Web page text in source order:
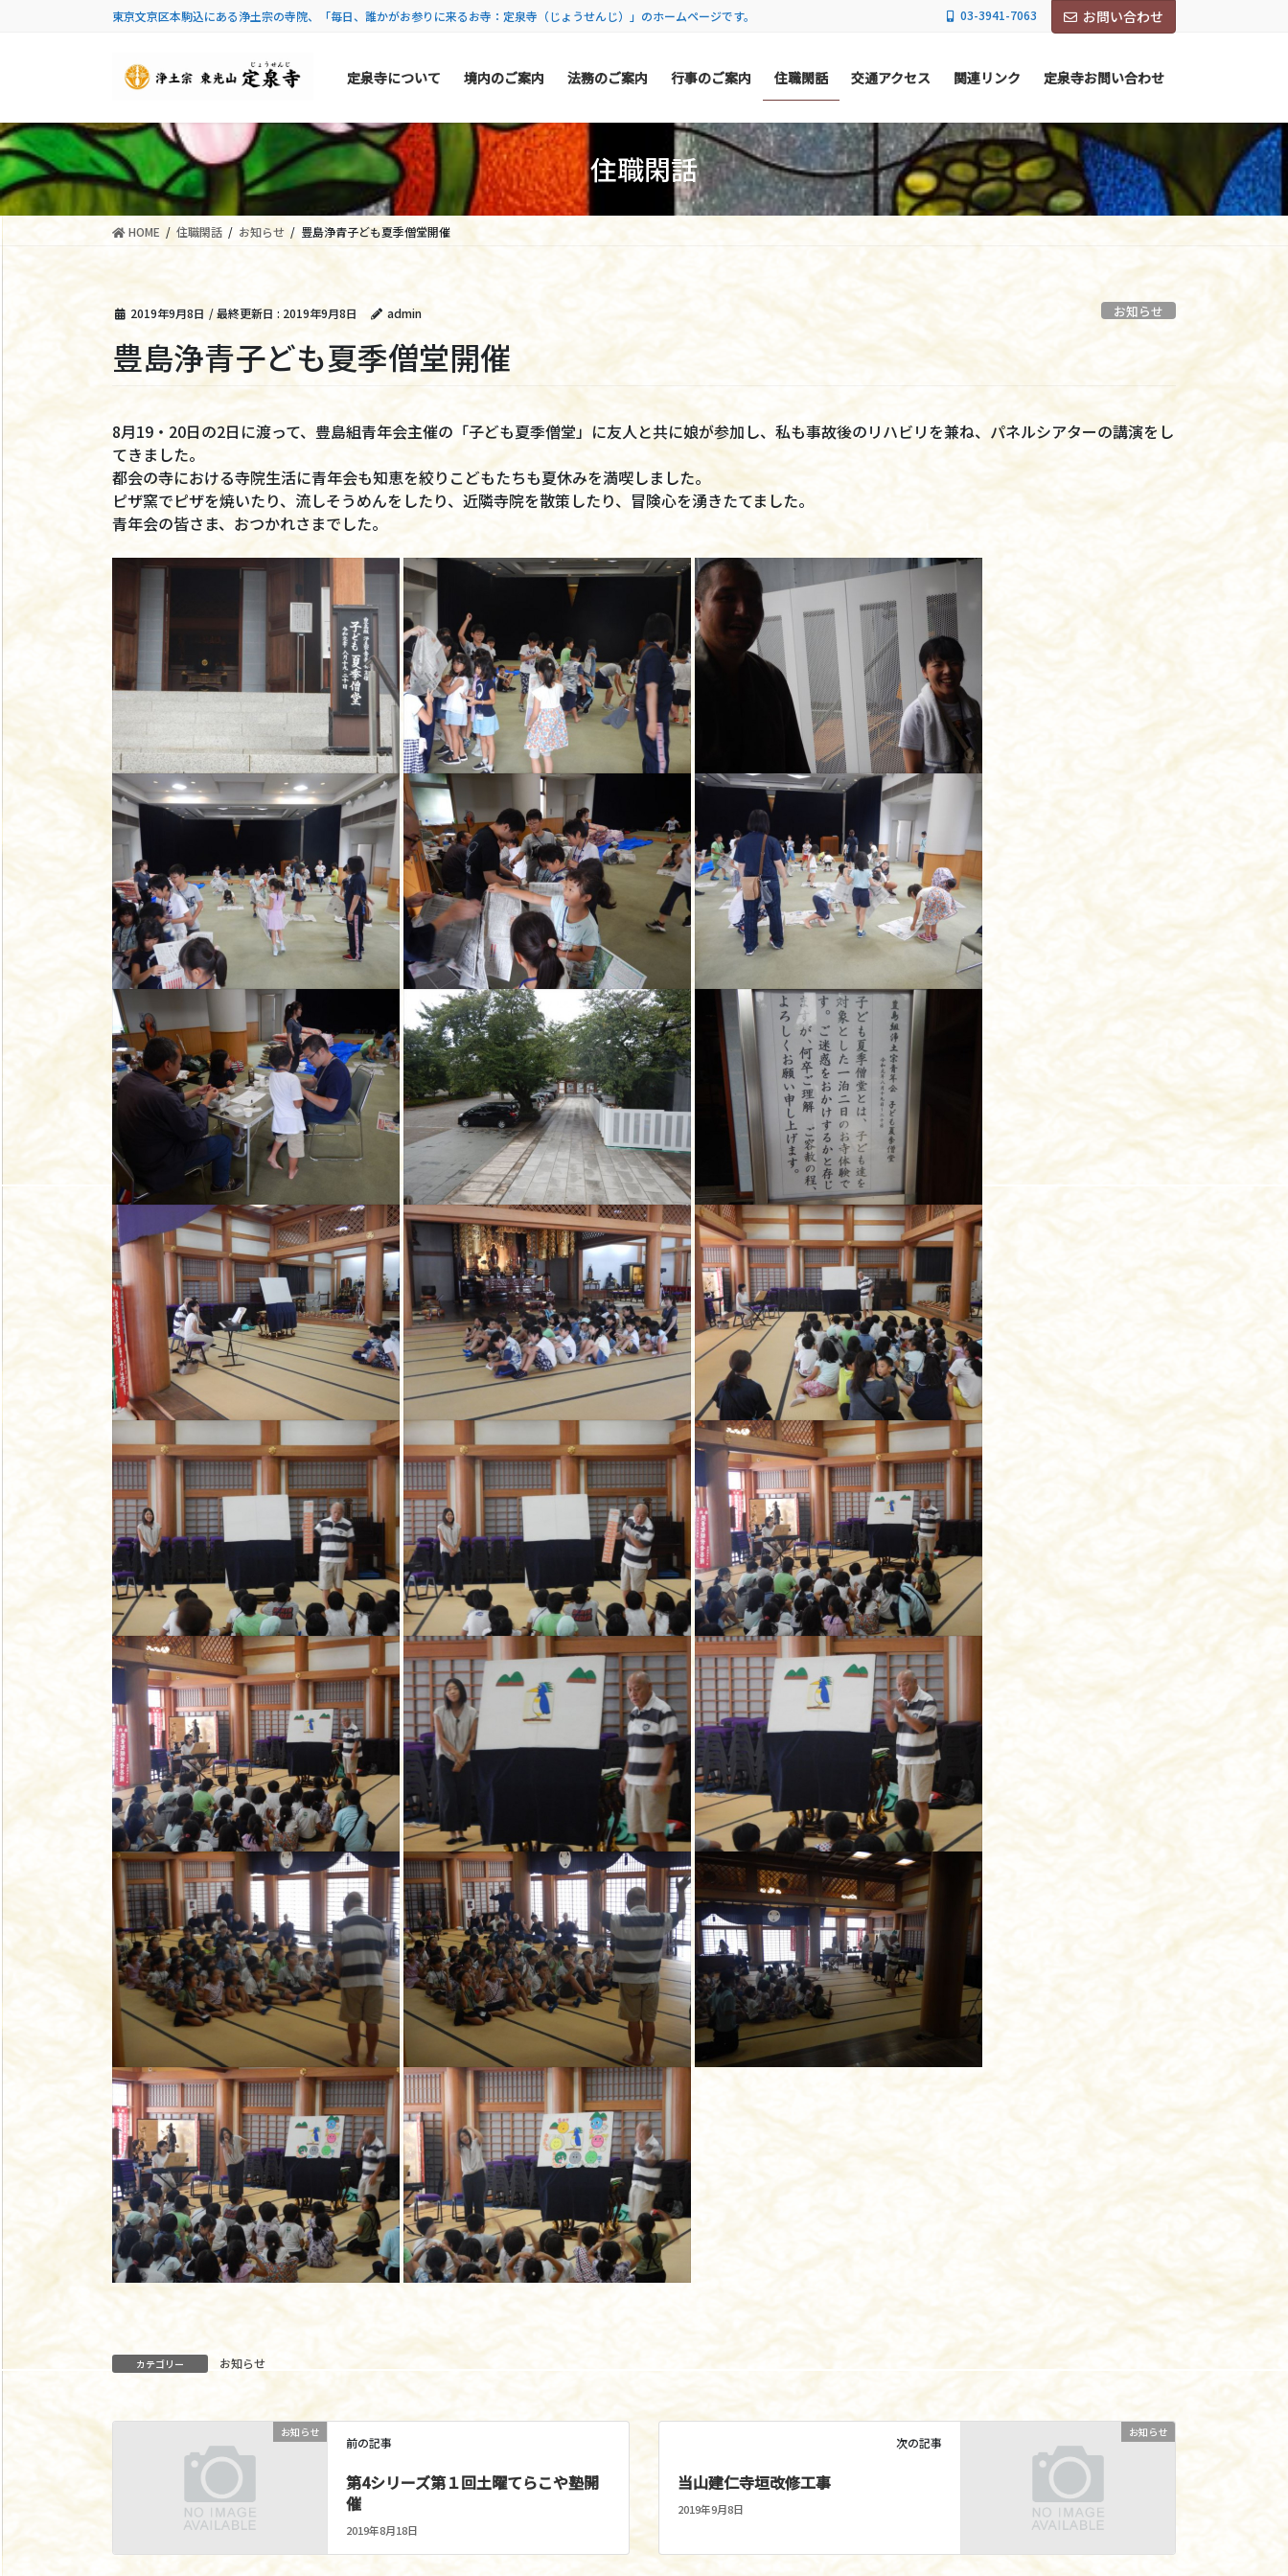
に
移
動
ョ
ン
に
移
動
東京文京区本駒込にある浄土宗の寺院、「毎日、誰かがお参りに来るお寺：定泉寺（じょうせんじ）」のホームページです。 03-3941-7063 お問い合わせ
定泉寺について 境内のご案内 法務のご案内 行事のご案内 住職閑話 交通アクセス 関連リンク 定泉寺お問い合わせ
住職閑話
HOME 住職閑話 お知らせ 豊島浄青子ども夏季僧堂開催
2019年9月8日 / 最終更新日 : 2019年9月8日 admin お知らせ
豊島浄青子ども夏季僧堂開催
8月19・20日の2日に渡って、豊島組青年会主催の「子ども夏季僧堂」に友人と共に娘が参加し、私も事故後のリハビリを兼ね、パネルシアターの講演をし
てきました。
都会の寺における寺院生活に青年会も知恵を絞りこどもたちも夏休みを満喫しました。
ピザ窯でピザを焼いたり、流しそうめんをしたり、近隣寺院を散策したり、冒険心を湧きたてました。
青年会の皆さま、おつかれさまでした。
カテゴリー お知らせ
お知らせ
前の記事
第4シリーズ第１回土曜てらこや塾開
催
2019年8月18日
お知らせ
次の記事
当山建仁寺垣改修工事
2019年9月8日